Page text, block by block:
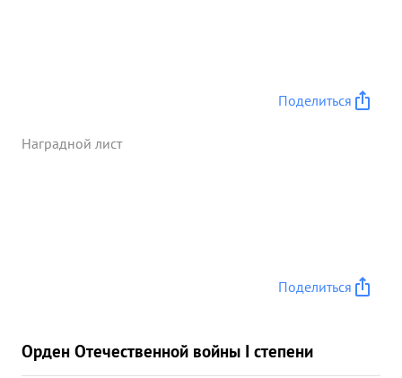
Поделиться
Наградной лист
Поделиться
Орден Отечественной войны I степени